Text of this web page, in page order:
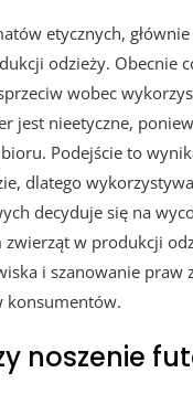
etycznych,
odzieży. Obecnie
wobec
jest nieetyczne,
Podejście to
dlatego
decyduje się na
w produkcji
i szanowanie praw
konsumentów.
noszenie